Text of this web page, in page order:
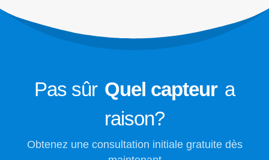
Pas sûr Quel capteur a
raison?
Obtenez une consultation initiale gratuite dès
Surveillance du gaz de réfrigération
industrielle